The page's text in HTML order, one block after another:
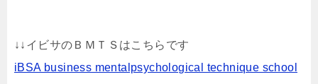
↓↓イビサのＢＭＴＳはこちらです
iBSA business mentalpsychological technique school